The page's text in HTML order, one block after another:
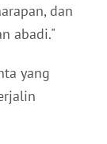
dan
abadi."
yang